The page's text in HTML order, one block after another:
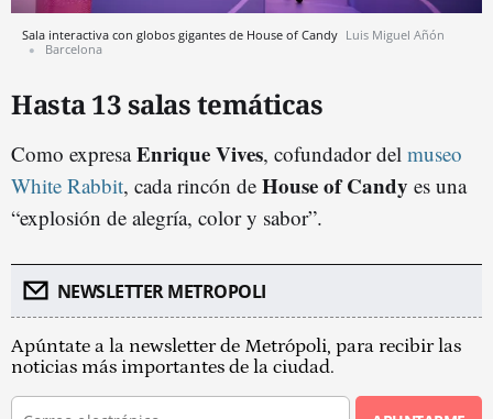
Sala interactiva con globos gigantes de House of Candy Luis Miguel Añón
Barcelona
Hasta 13 salas temáticas
Como expresaEnrique Vives, cofundador del museo
White Rabbit, cada rincón de House of Candy es una
“explosión de alegría, color y sabor”.
NEWSLETTER METROPOLI
Apúntate a la newsletter de Metrópoli, para recibir las
noticias más importantes de la ciudad.